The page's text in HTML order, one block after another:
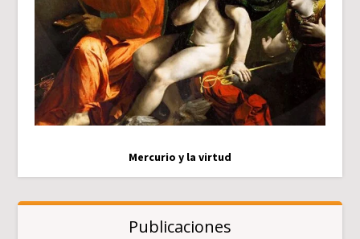
Mercurio y la virtud
Publicaciones